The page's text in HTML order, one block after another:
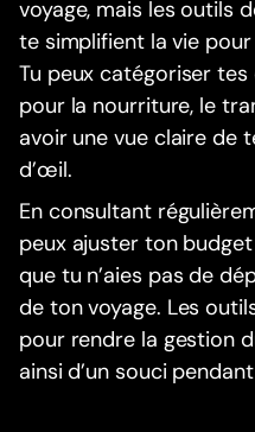
voyage, mais les outils
te simplifient la vie
Tu peux catégoriser
pour la nourriture, le
avoir une vue claire de
d’œil.
En consultant
peux ajuster ton
que tu n’aies pas de
de ton voyage. Les
pour rendre la gestion
ainsi d’un souci